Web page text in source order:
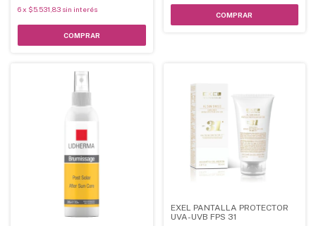
6x $5.531,83 sin interés
EXEL PANTALLA PROTECTOR
UVA-UVB FPS 31